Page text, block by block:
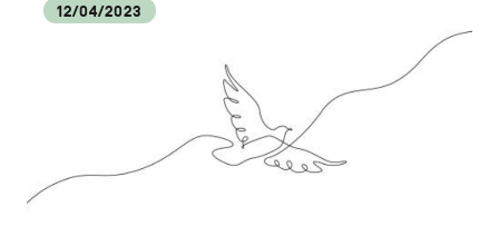
12/04/2023